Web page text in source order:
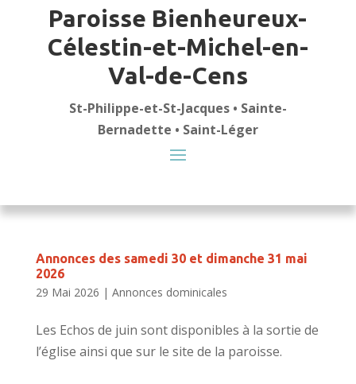
Paroisse Bienheureux-
Célestin-et-Michel-en-
Val-de-Cens
St-Philippe-et-St-Jacques • Sainte-
Bernadette • Saint-Léger
Annonces des samedi 30 et dimanche 31 mai
2026
29 Mai 2026 | Annonces dominicales
Les Echos de juin sont disponibles à la sortie de
l’église ainsi que sur le site de la paroisse.